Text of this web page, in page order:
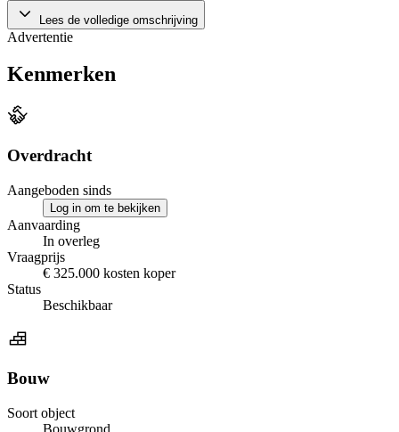
Lees de volledige omschrijving
Advertentie
Kenmerken
Overdracht
Aangeboden sinds
Log in om te bekijken
Aanvaarding
In overleg
Vraagprijs
€ 325.000 kosten koper
Status
Beschikbaar
Bouw
Soort object